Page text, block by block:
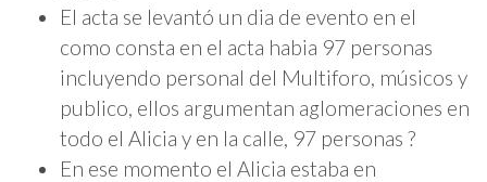
El acta se levantó un dia de evento en el
como consta en el acta habia 97 personas
incluyendo personal del Multiforo, músicos y
publico, ellos argumentan aglomeraciones en
todo el Alicia y en la calle, 97 personas ?
En ese momento el Alicia estaba en